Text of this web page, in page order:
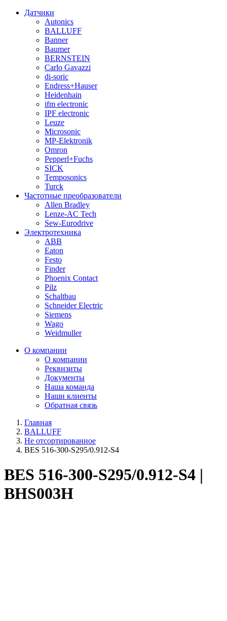
Датчики
Autonics
BALLUFF
Banner
Baumer
BERNSTEIN
Carlo Gavazzi
di-soric
Endress+Hauser
Heidenhain
ifm electronic
IPF electronic
Leuze
Microsonic
MP-Elektronik
Omron
Pepperl+Fuchs
SICK
Temposonics
Turck
Частотные преобразователи
Allen Bradley
Lenze-AC Tech
Sew-Eurodrive
Электротехника
ABB
Eaton
Festo
Finder
Phoenix Contact
Pilz
Schaltbau
Schneider Electric
Siemens
Wago
Weidmuller
О компании
О компании
Реквизиты
Документы
Наша команда
Наши клиенты
Обратная связь
Главная
BALLUFF
Не отсортированное
BES 516-300-S295/0.912-S4
BES 516-300-S295/0.912-S4 |
BHS003H